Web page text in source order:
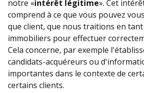
notre «intérêt légitime». Cet
comprend à ce que vous pouvez
que client, que nous traitions en
immobiliers pour effectuer
Cela concerne, par exemple
candidats-acquéreurs ou
importantes dans le contexte de
certains clients.